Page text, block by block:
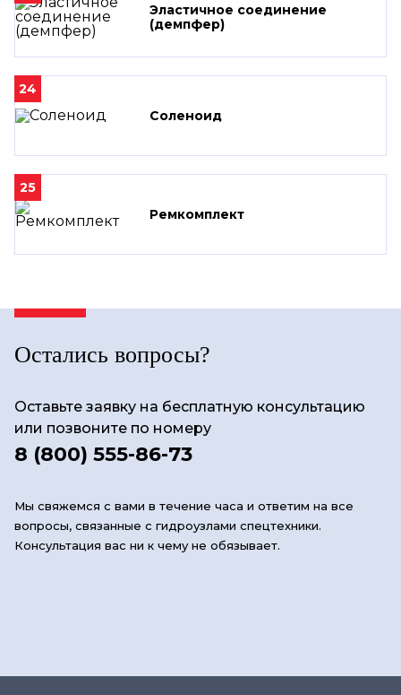
Эластичное соединение
(демпфер)
24
Соленоид
25
Ремкомплект
Остались вопросы?
Оставьте заявку на бесплатную консультацию
или позвоните по номеру
8 (800) 555-86-73
Мы свяжемся с вами в течение часа и ответим на все
вопросы, связанные с гидроузлами спецтехники.
Консультация вас ни к чему не обязывает.